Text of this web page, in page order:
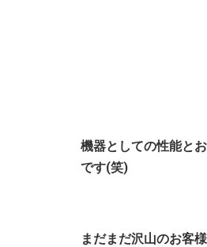
機器としての性能と
です(笑)
まだまだ沢山のお客